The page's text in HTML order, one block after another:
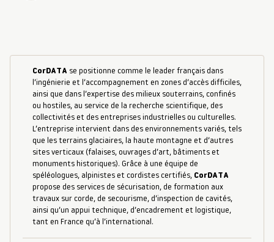
CorDATA se positionne comme le leader français dans
l’ingénierie et l’accompagnement en zones d’accès difficiles,
ainsi que dans l’expertise des milieux souterrains, confinés
ou hostiles, au service de la recherche scientifique, des
collectivités et des entreprises industrielles ou culturelles.
L’entreprise intervient dans des environnements variés, tels
que les terrains glaciaires, la haute montagne et d’autres
sites verticaux (falaises, ouvrages d’art, bâtiments et
monuments historiques). Grâce à une équipe de
spéléologues, alpinistes et cordistes certifiés, CorDATA
propose des services de sécurisation, de formation aux
travaux sur corde, de secourisme, d’inspection de cavités,
ainsi qu’un appui technique, d’encadrement et logistique,
tant en France qu’à l’international.